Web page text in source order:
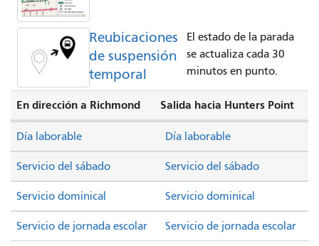
Reubicaciones
de suspensión
temporal
El estado de la parada
se actualiza cada 30
minutos en punto.
En dirección a Richmond Salida hacia Hunters Point
Servicio del sábado Servicio del sábado
Servicio dominical Servicio dominical
Día laborable Día laborable
Servicio de jornada escolar Servicio de jornada escolar